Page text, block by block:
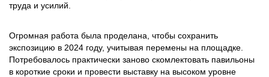
труда и усилий.
Огромная работа была проделана, чтобы сохранить
экспозицию в 2024 году, учитывая перемены на площадке.
Потребовалось практически заново скомлектовать павильоны
в короткие сроки и провести выставку на высоком уровне